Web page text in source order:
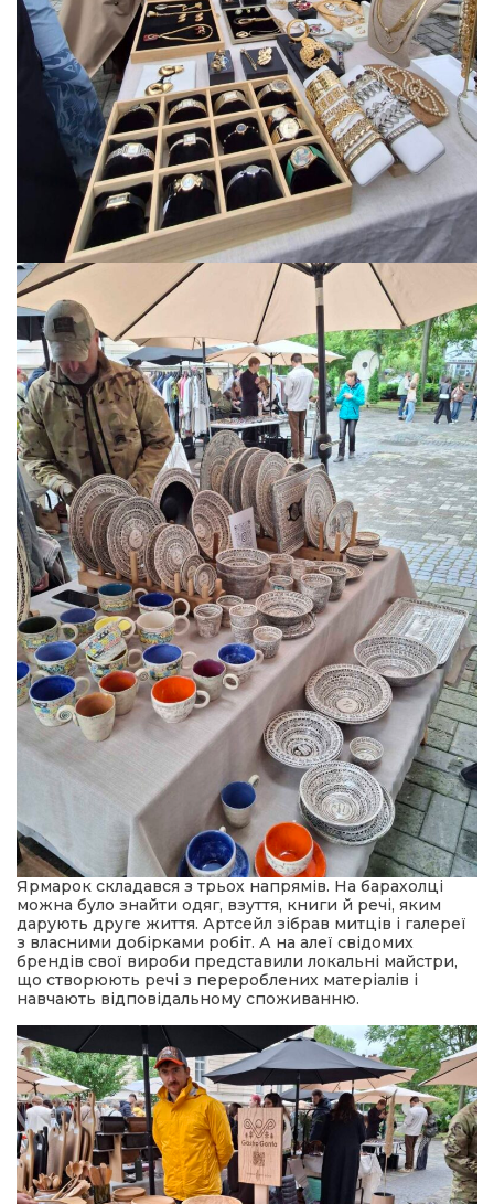
Ярмарок складався з трьох напрямів. На барахолці
можна було знайти одяг, взуття, книги й речі, яким
дарують друге життя. Артсейл зібрав митців і галереї
з власними добірками робіт. А на алеї свідомих
брендів свої вироби представили локальні майстри,
що створюють речі з перероблених матеріалів і
навчають відповідальному споживанню.